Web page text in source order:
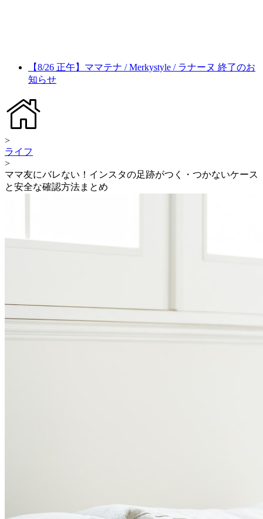
【8/26 正午】ママテナ / Merkystyle / ラナーヌ 終了のお
知らせ
>
ライフ
>
ママ友にバレない！インスタの足跡がつく・つかないケース
と安全な確認方法まとめ